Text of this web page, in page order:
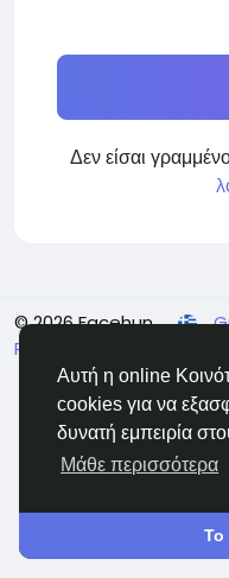
Αυτή η online
cookies για να
δυνατή εμπειρία
Μάθε περισσότερα
Το
Δεν είσαι
© 2026 Facehun
Rólunk
Επικοινώνησε μαζί μας